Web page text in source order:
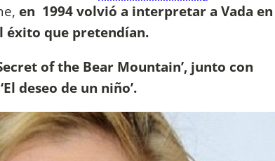
en 1994 volvió a interpretar a Vada en
éxito que pretendían.
of the Bear Mountain’, junto con
‘El deseo de un niño’.